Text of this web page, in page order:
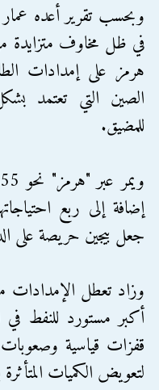
وبحسب تقرير أعده عمار
في ظل مخاوف متزايدة
هرمز على إمدادات
الصين التي تعتمد
للمضيق.
إضافة إلى ربع
جعل بيجين حريصة على
وزاد تعطل الإمدادات
أكبر مستورد للنفط في
قفزات قياسية وصعوبات
لتعويض الكميات